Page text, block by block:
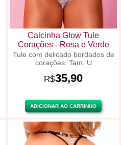
Calcinha Glow Tule
Corações - Rosa e Verde
Tule com delicado bordados de
corações. Tam. U
R$35,90
ADICIONAR AO CARRINHO